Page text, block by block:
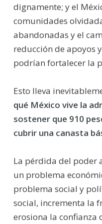
dignamente; y el
comunidades
abandonadas y el
reducción de apoyos
podrían fortalecer la
Esto lleva
qué México vive la
sostener que 910
cubrir una canasta
La pérdida del poder
un problema
problema social y
social, incrementa la
erosiona la confianza